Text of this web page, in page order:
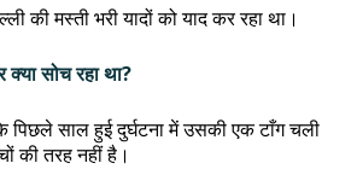
की मस्ती भरी यादों को याद कर रहा था।
सोच रहा था?
पिछले साल हुई दुर्घटना में उसकी एक टाँग चली
की तरह नहीं है।